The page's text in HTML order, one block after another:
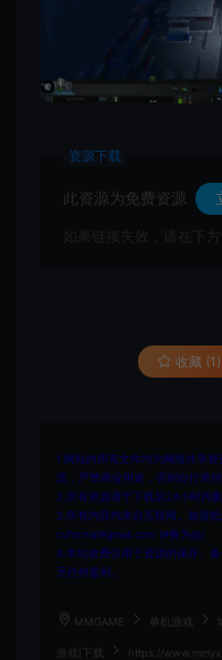
资源下载
此资源为免费资源
如果链接失效，请在下
收藏 (1)
1.网站内所有文件均为网络共享
流，严禁商业用途，否则自行承担
2.所有资源请于下载后24小时内
3.所有内容均来自互联网。如侵
cvformat#gmail.com (#换为@)
4.本站收费仅用于资源的保存、
无任何盈利。
MMGAME 单机游戏
游戏|下载 https://